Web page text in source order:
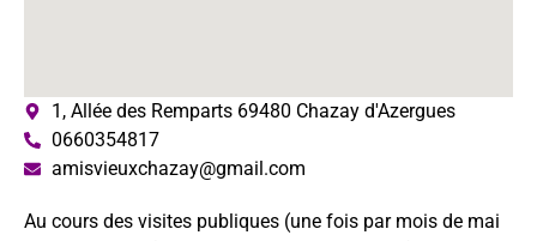
1, Allée des Remparts 69480 Chazay d'Azergues
0660354817
amisvieuxchazay@gmail.com
Au cours des visites publiques (une fois par mois de mai